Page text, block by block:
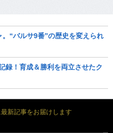
“バルサ9番”の歴史を変えられ
録！育成＆勝利を両立させたク
新記事をお届けします